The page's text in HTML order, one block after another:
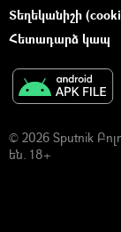
Տեղեկանիշի
Հետադարձ կապ
© 2026 Sputnik
են. 18+